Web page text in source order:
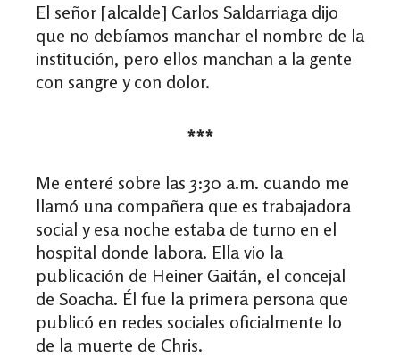
El señor [alcalde] Carlos Saldarriaga dijo
que no debíamos manchar el nombre de la
institución, pero ellos manchan a la gente
con sangre y con dolor.
***
Me enteré sobre las 3:30 a.m. cuando me
llamó una compañera que es trabajadora
social y esa noche estaba de turno en el
hospital donde labora. Ella vio la
publicación de Heiner Gaitán, el concejal
de Soacha. Él fue la primera persona que
publicó en redes sociales oficialmente lo
de la muerte de Chris.